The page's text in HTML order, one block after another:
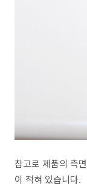
참고로 제품의 측
이 적혀 있습니다.